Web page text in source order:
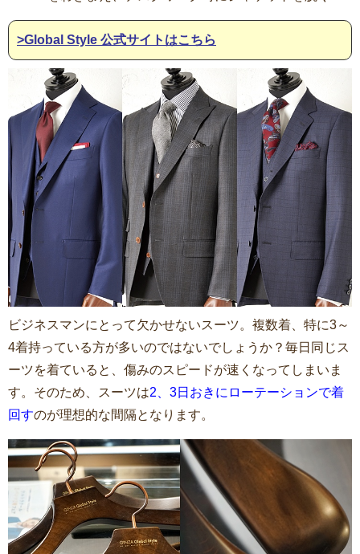
>Global Style 公式サイトはこちら
ビジネスマンにとって欠かせないスーツ。複数着、特に3～
4着持っている方が多いのではないでしょうか？毎日同じス
ーツを着ていると、傷みのスピードが速くなってしまいま
す。そのため、スーツは2、3日おきにローテーションで着
回すのが理想的な間隔となります。